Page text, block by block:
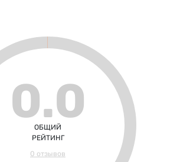
0.0
ОБЩИЙ
РЕЙТИНГ
0 отзывов